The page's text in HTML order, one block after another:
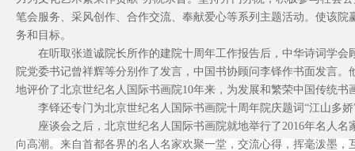
笔会服务、采风创作、合作交流、奉献爱心等系列主题活动。使该
务和目标。
在听取张道诚院长所作的建院十周年工作报告后，中华诗词学
院党委书记曾祥辉等分别作了发言，中国书协顾问李铎作书面发言
地评价了北京世纪名人国际书画院10年来，为发展和繁荣中国传统
李铎还专门为北京世纪名人国际书画院十周年院庆题词“江山多娇
座谈会之后，北京世纪名人国际书画院就地举行了2016年名 人名
向高潮。来自首都各界的名人名家欢聚一堂，交流心得，挥毫泼墨